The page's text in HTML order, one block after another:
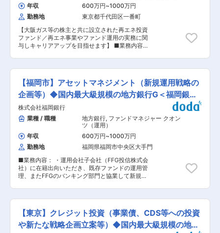
詳細は福利厚生欄を参照 ■当社について ◇SBIグ
ループの中核として外国為替・デリバディブ市場
をリード SBIグループ内外の金融法人に対し、FX
をはじめとする外国為替・デリバディブ取引の流
動性提供機能を専門的に担っています。 ◇圧倒的
な業績成長と高収益性 前年度比で大幅な増益を記
ています。安定した経営基盤のもとで成長機会が
あります。 ◇DX推進で持続可能なビジネス戦略
社会のニーズに即応するデジタル企業となること
を目指し、DXに取り組んでいます。 変更の範
囲：会社の定める業務
・年2回の公募・年1回のキャリア希望アンケー
ト・3年に1度人事が全行員と面談をおこなうな
ど、行員のモチベーションを大切にすることで組
織パフォーマンスを最大化させたいという考え方
に基づく制度設計をしています。 自身の意思に基
づいたキャリア形成がしやすい環境です。 ・支店
の8割が首都圏にあり、物理的に転居をともなう
異動が生じづらいです。銀行としても転居を伴う
の商品を持っており（国内唯一、永住権を持たな
い外国人にも対応可能な住宅ローンなど）、他銀
行にはないユニークな特徴を持っています。 変更
の範囲：会社の定める業務
グ, ファンドマネジャー クオンツ（運
用）
年収 600万円~1000万円
勤務地
東京都千代田区一番町
【大阪ガス等の株主と共に設立された再エネ投資
ファンド／再エネ事業やファンド運用の実務に関
与しキャリアアップを目指せます】 ■業務内容：
ギー投資の拡大に伴い、投資実行後フェーズにお
ける アセットマネジメントおよびファンド運営機
能の中核を担う人材を募集しています。将来的
に、投資判断補佐・ファンド運営全体への関与な
どステップアップ可能なポジションです。 ■業務
詳細： 太陽光発電所を中心とした再エネ投資案件
について、投資実行後の期中管理・モニタリン
グ・関係者調整を主軸に、プロジェクトおよびフ
ァンドの安定運営・価値最大化を担っていただき
ます。 レンダー・O&M・外部AM・会計事務所を
束ね、投資家目線で判断・整理を行う役割してい
ただきます。 ・投資実行後のアセットマネジメン
ト（太陽光発電所を中心とした再エネ案件の期中
管理） ・発電量等モニタリング、予実管理 ・
AM・会計事務所等との報告業務における調整 ・
ファンド（SPC含む）の会計処理、決算対応、キ
資に関する業務全般への関与 ■組織構成： 現
在、5名が在籍しております。（20代〜50代） ■
取引株主例： NTTアノードエナジー株式会社／大
【福岡市】アセットマネジメント（新規運用戦略の
企画等）◆国内最大級規模の地方銀行G＜福岡銀行
＞
株式会社福岡銀行
業種 / 職種
地方銀行, ファンドマネジャー クオン
ツ（運用）
年収
600万円~1000万円
勤務地
福岡県福岡市中央区大手門
■業務内容： ・運用会社子会社（FFG投信株式会
社）に在籍出向いただき、既存ファンドの運用管
理、またFFGのバンキング部門と協業して新規運
ートベータ戦略、アクティブ戦略）の運用管理、
トレーディング ・J-REITファンド（パッシブフ
ァンド、スマートベータ戦略）の運用管理、トレ
ーディング ・クレジットファンド（パッシブファ
ンド）の運用管理、トレーディング ・マルチアセ
【東京】クレジット投資（事業債、CDS等への投資
や新たな戦略企画立案等）◆国内最大級規模の地方